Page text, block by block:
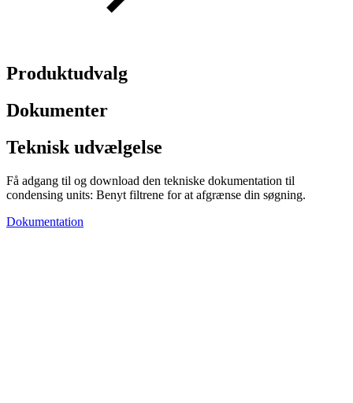
Produktudvalg
Dokumenter
Teknisk udvælgelse
Få adgang til og download den tekniske dokumentation til
condensing units: Benyt filtrene for at afgrænse din søgning.
Dokumentation